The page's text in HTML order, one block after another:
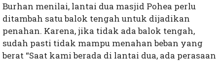
Burhan menilai, lantai dua masjid Pohea perlu
ditambah satu balok tengah untuk dijadikan
penahan. Karena, jika tidak ada balok tengah,
sudah pasti tidak mampu menahan beban yang
berat “Saat kami berada di lantai dua, ada perasaan